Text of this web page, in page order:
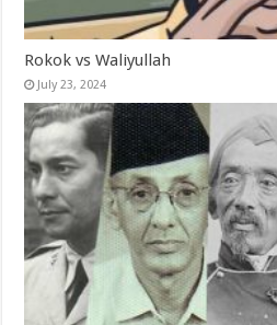
Rokok vs Waliyullah
July 23, 2024